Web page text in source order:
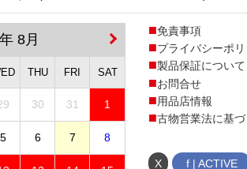
8月
THU FRI SAT
30 31 1
5 6 7 8
免責事項
プライバシーポ
製品保証について
お問合せ
用品店情報
古物営業法に基
X f | ACTIVE